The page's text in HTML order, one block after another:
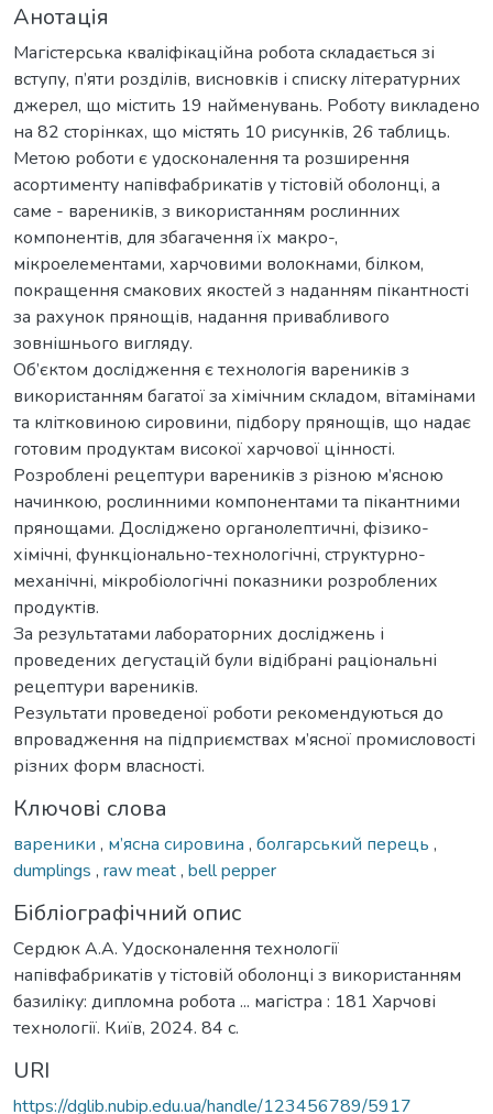
Анотація
Магістерська кваліфікаційна робота складається зі
вступу, п’яти розділів, висновків і списку літературних
джерел, що містить 19 найменувань. Роботу викладено
на 82 сторінках, що містять 10 рисунків, 26 таблиць.
Метою роботи є удосконалення та розширення
асортименту напівфабрикатів у тістовій оболонці, а
саме - вареників, з використанням рослинних
компонентів, для збагачення їх макро-,
мікроелементами, харчовими волокнами, білком,
покращення смакових якостей з наданням пікантності
за рахунок прянощів, надання привабливого
зовнішнього вигляду.
Об’єктом дослідження є технологія вареників з
використанням багатої за хімічним складом, вітамінами
та клітковиною сировини, підбору прянощів, що надає
готовим продуктам високої харчової цінності.
Розроблені рецептури вареників з різною м’ясною
начинкою, рослинними компонентами та пікантними
прянощами. Досліджено органолептичні, фізико-
хімічні, функціонально-технологічні, структурно-
механічні, мікробіологічні показники розроблених
продуктів.
За результатами лабораторних досліджень і
проведених дегустацій були відібрані раціональні
рецептури вареників.
Результати проведеної роботи рекомендуються до
впровадження на підприємствах м’ясної промисловості
різних форм власності.
Ключові слова
вареники , м’ясна сировина , болгарський перець ,
dumplings , raw meat, bell pepper
Бібліографічний опис
Сердюк А.А. Удосконалення технології
напівфабрикатів у тістовій оболонці з використанням
базиліку: дипломна робота ... магістра : 181 Харчові
технології. Київ, 2024. 84 с.
URI
https://dglib.nubip.edu.ua/handle/123456789/5917